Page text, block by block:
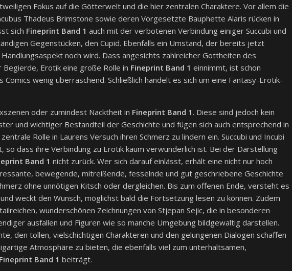
Fokus auf die Götterwelt und die hier zentralen Charaktere. Vor allem die
Thadeus Brimstone sowie deren Vorgesetzte Bauphette Alaris rücken in
sich Fineprint Band 1 auch mit der verbotenen Verbindung einiger Succubi und
Gegenstücken, den Cupid. Ebenfalls ein Umstand, der bereits jetzt
noch wird. Dass angesichts zahlreicher Gottheiten des
Erotik eine große Rolle in Fineprint Band 1 einnimmt, ist schon
wenig überraschend. Schließlich handelt es sich um eine Fantasy-Erotik-
oder zumindest Nacktheit in Fineprint Band 1 . Diese sind jedoch kein
und wichtiger Bestandteil der Geschichte und fügen sich auch entsprechend in
Rolle in Laurens Versuch ihren Schmerz zu lindern ein. Succubi und Incubi
so dass ihre Verbindung zu Erotik kaum verwunderlich ist. Bei der Darstellung
Band 1 nicht zurück. Wer sich darauf einlässt, erhält eine nicht nur hoch
bewegende, mitreißende, fesselnde und gut geschriebene Geschichte
ohne unnötigen Kitsch oder dergleichen. Bis zum offenen Ende, versteht es
weckt den Wunsch, möglichst bald die Fortsetzung lesen zu können. Zudem
wunderschönen Zeichnungen von Stjepan Sejic, die in besonderen
ausfallen und Figuren wie so manche Umgebung bildgewaltig darstellen.
den tollen, vielschichtigen Charakteren und den gelungenen Dialogen schaffen
Atmosphäre zu bieten, die ebenfalls viel zum unterhaltsamen,
Fineprint Band 1 beiträgt.